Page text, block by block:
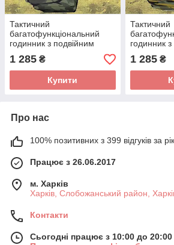
Тактичний
багатофункціональний
годинник з подвійним
часом Patriot 004 Camo
Green DPS + Box
1 285 ₴
Купити
Тактичний
годинник
часом
Green
Коробка
1 285₴
Про нас
100% позитивних з 399 відгуків за рік
Працює з 26.06.2017
м. Харків
Харків, Слобожанський район,
Контакти
Сьогодні працює з 10:00 до 20:00